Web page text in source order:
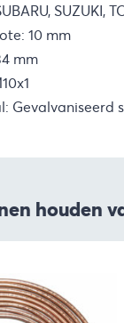
SUZUKI,
10 mm
mm
Gevalvaniseerd
houden